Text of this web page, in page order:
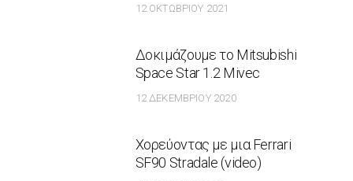
12 ΟΚΤΩΒΡΊΟΥ 2021
Δοκιμάζουμε το Mitsubishi
Space Star 1.2 Mivec
12 ΔΕΚΕΜΒΡΊΟΥ 2020
Χορεύοντας με μια Ferrari
SF90 Stradale (video)